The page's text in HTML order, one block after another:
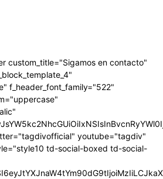
custom_title="Sigamos en contacto"
f_header_font_family="522"
youtube="tagdiv"
td-social-boxed td-social-